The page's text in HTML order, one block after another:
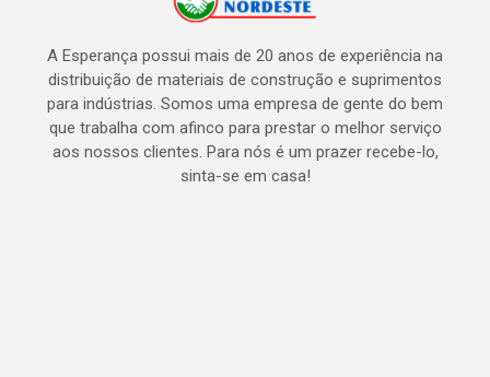
A Esperança possui mais de 20 anos de experiência na
distribuição de materiais de construção e suprimentos
para indústrias. Somos uma empresa de gente do bem
que trabalha com afinco para prestar o melhor serviço
aos nossos clientes. Para nós é um prazer recebe-lo,
sinta-se em casa!